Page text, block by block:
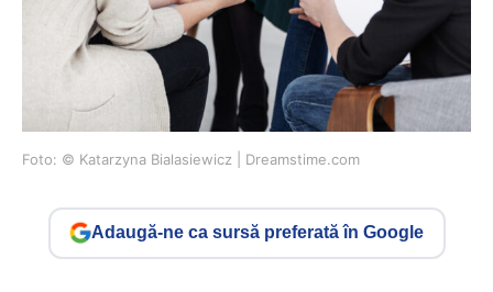
Foto: © Katarzyna Bialasiewicz | Dreamstime.com
Adaugă-ne ca sursă preferată în Google